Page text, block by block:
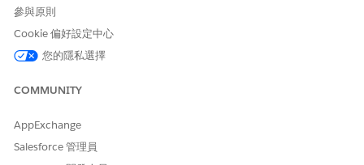
參與原則
Cookie 偏好設定中心
您的隱私選擇
COMMUNITY
AppExchange
Salesforce 管理員